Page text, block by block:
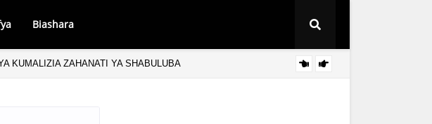
Biashara
KUMALIZIA ZAHANATI YA SHABULUBA